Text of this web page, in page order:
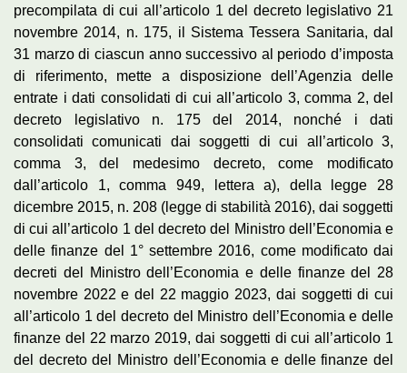
precompilata di cui all’articolo 1 del decreto legislativo 21
novembre 2014, n. 175, il Sistema Tessera Sanitaria, dal
31 marzo di ciascun anno successivo al periodo d’imposta
di riferimento, mette a disposizione dell’Agenzia delle
entrate i dati consolidati di cui all’articolo 3, comma 2, del
decreto legislativo n. 175 del 2014, nonché i dati
consolidati comunicati dai soggetti di cui all’articolo 3,
comma 3, del medesimo decreto, come modificato
dall’articolo 1, comma 949, lettera a), della legge 28
dicembre 2015, n. 208 (legge di stabilità 2016), dai soggetti
di cui all’articolo 1 del decreto del Ministro dell’Economia e
delle finanze del 1° settembre 2016, come modificato dai
decreti del Ministro dell’Economia e delle finanze del 28
novembre 2022 e del 22 maggio 2023, dai soggetti di cui
all’articolo 1 del decreto del Ministro dell’Economia e delle
finanze del 22 marzo 2019, dai soggetti di cui all’articolo 1
del decreto del Ministro dell’Economia e delle finanze del